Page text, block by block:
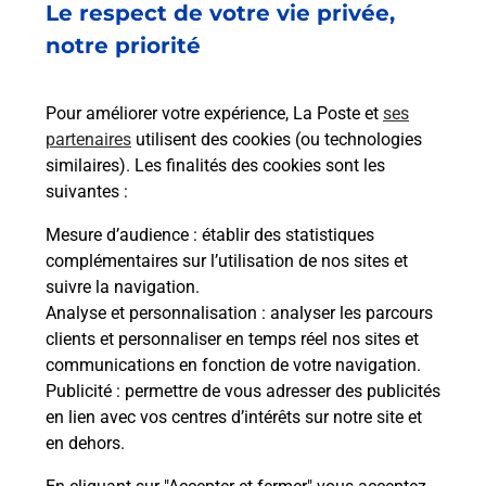
Le respect de votre vie privée,
notre priorité
Pour améliorer votre expérience, La Poste et ses
partenaires utilisent des cookies (ou technologies
similaires). Les finalités des cookies sont les
suivantes :
Mesure d’audience : établir des statistiques
complémentaires sur l’utilisation de nos sites et
suivre la navigation.
Analyse et personnalisation : analyser les parcours
clients et personnaliser en temps réel nos sites et
communications en fonction de votre navigation.
Publicité : permettre de vous adresser des publicités
en lien avec vos centres d’intérêts sur notre site et
en dehors.